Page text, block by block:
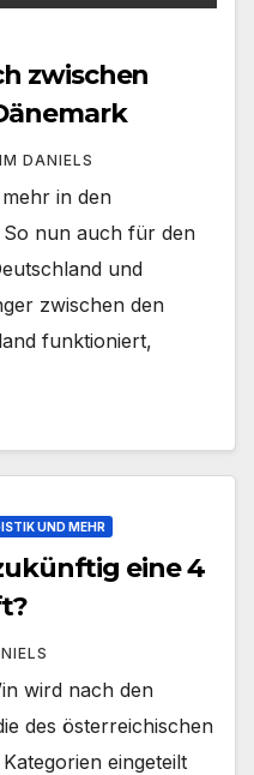
zwischen
DANIELS
in den
So nun auch für den
und
zwischen den
funktioniert,
UND MEHR
eine 4
wird nach den
des österreichischen
eingeteilt